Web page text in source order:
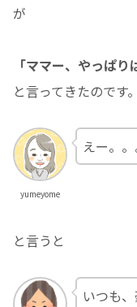
が
「ママー、やっぱ
と言ってきたのです。
yumeyome
えー。
と言うと
いつも